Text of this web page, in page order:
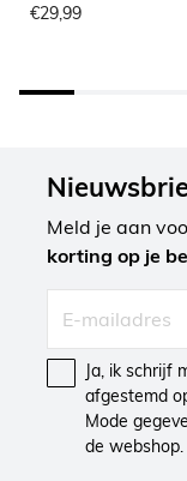
€29,99
Meld je aan
korting op je
Ja, ik schrijf
afgestemd
Mode
de